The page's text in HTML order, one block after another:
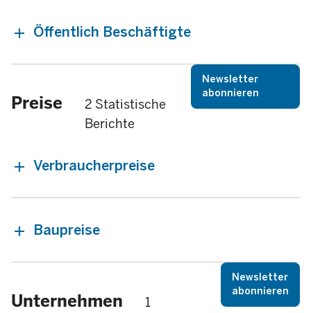
Öffentlich Beschäftigte
Preise
2 Statistische
Berichte
Newsletter
abonnieren
Verbraucherpreise
Baupreise
Unternehmen
1
Newsletter
abonnieren